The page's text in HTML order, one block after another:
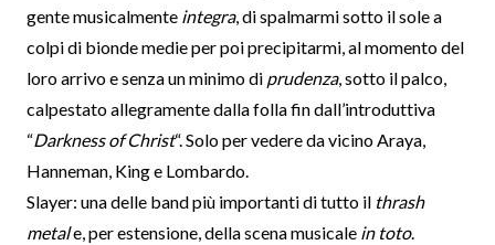
gente musicalmente integra, di spalmarmi sotto il sole a
colpi di bionde medie per poi precipitarmi, al momento del
loro arrivo e senza un minimo di prudenza, sotto il palco,
calpestato allegramente dalla folla fin dall’introduttiva
“Darkness of Christ“. Solo per vedere da vicino Araya,
Hanneman, King e Lombardo.
Slayer: una delle band più importanti di tutto il thrash
metale, per estensione, della scena musicale in toto.